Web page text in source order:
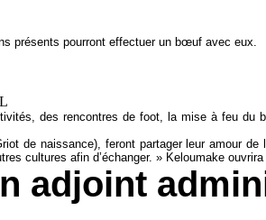
présents pourront effectuer un bœuf avec eux.
des rencontres de foot, la mise à feu du
de naissance), feront partager leur amour
cultures afin d’échanger. » Keloumake
adjoint